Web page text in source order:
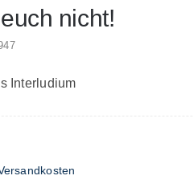
nicht!
Interludium